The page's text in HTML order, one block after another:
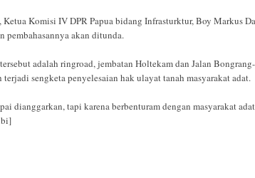
Ketua Komisi IV DPR Papua bidang Infrasturktur, Boy Markus
pembahasannya akan ditunda.
adalah ringroad, jembatan Holtekam dan Jalan
terjadi sengketa penyelesaian hak ulayat tanah masyarakat adat.
dianggarkan, tapi karena berbenturam dengan masyarakat